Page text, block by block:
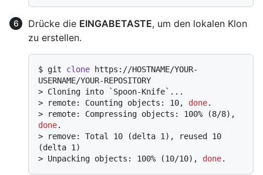
Drücke die EINGABETASTE, um den lokalen Klon
zu erstellen.
$ git clone https://HOSTNAME/YOUR-
USERNAME/YOUR-REPOSITORY
> Cloning into `Spoon-Knife`...
>
remote: Counting objects: 10, done.
>
done.
>
remove: Total 10 (delta 1), reused 10
(delta 1)
> Unpacking objects: 100% (10/10), done.